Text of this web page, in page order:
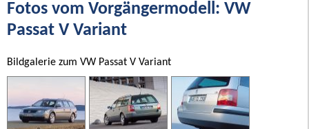
Fotos vom Vorgängermodell: VW
Passat V Variant
Bildgalerie zum VW Passat V Variant